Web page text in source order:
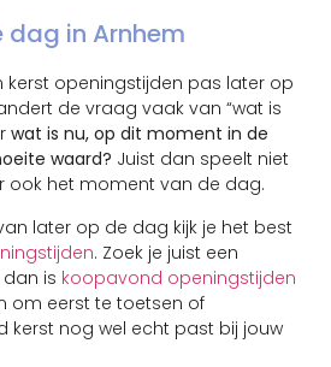
dag in Arnhem
kerst openingstijden pas later op
de vraag vaak van “wat is
wat is nu, op dit moment in de
waard? Juist dan speelt niet
ook het moment van de dag.
later op de dag kijk je het best
. Zoek je juist een
dan is koopavond openingstijden
om eerst te toetsen of
nog wel echt past bij jouw